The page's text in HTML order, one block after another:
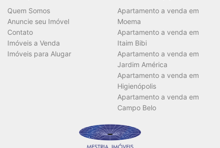
Quem Somos
Anuncie seu Imóvel
Contato
Imóveis a Venda
Imóveis para Alugar
Apartamento a venda em
Moema
Apartamento a venda em
Itaim Bibi
Apartamento a venda em
Jardim América
Apartamento a venda em
Higienópolis
Apartamento a venda em
Campo Belo